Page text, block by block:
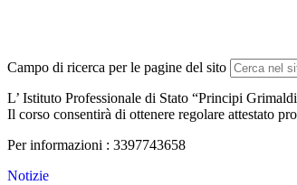
Campo di ricerca per le pagine del sito
L’ Istituto Professionale di Stato “Principi
Il corso consentirà di ottenere regolare attestato
Per informazioni : 3397743658
Notizie